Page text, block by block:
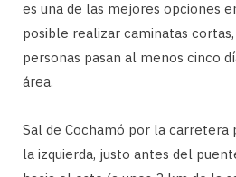
es una de las mejores opciones
posible realizar caminatas
personas pasan al menos cinco
área.
Sal de Cochamó por la carretera
la izquierda, justo antes del